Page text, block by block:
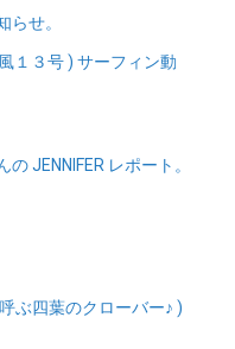
らせ。
１３号 ) サーフィン動
JENNIFER レポート。
ぶ四葉のクローバー♪ )